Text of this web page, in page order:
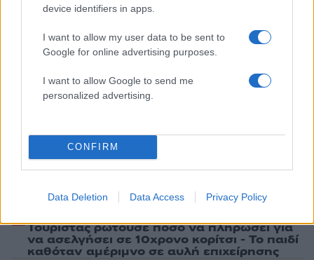
device identifiers in apps.
I want to allow my user data to be sent to
Google for online advertising purposes.
I want to allow Google to send me
personalized advertising.
CONFIRM
Data Deletion Data Access Privacy Policy
ενημερωθείτε πρώτοι για όλη την ειδησεογραφία και τα
τελευταία νέατης ημέρας
Πιο δημοφιλή
1 Λένα Σαμαρά: Συγκίνηση στο μνημόσυνο
κόρης του Αντώνη Σαμαρά
2Τουρίστας ρωτούσε πόσο να πληρώσει για
να ασελγήσει σε 10χρονο κορίτσι - Το παιδί
καθόταν αμέριμνο σε αυλή επιχείρησης